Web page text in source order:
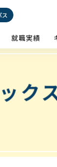
就職実績
ク